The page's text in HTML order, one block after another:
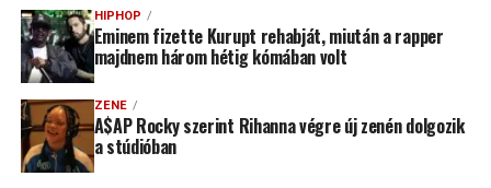
HIPHOP
Eminem fizette Kurupt rehabját, miután a rapper
majdnem három hétig kómában volt
ZENE
A$AP Rocky szerint Rihanna végre új zenén dolgozik
a stúdióban